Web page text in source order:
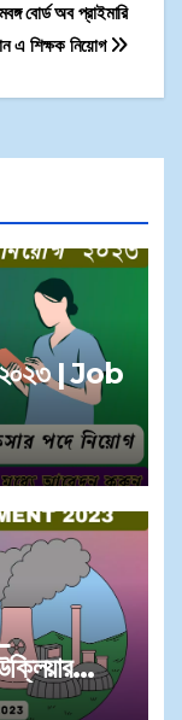
বোর্ড অব প্রাইমারি
এ শিক্ষক নিয়োগ
| Job
নিয়োগ